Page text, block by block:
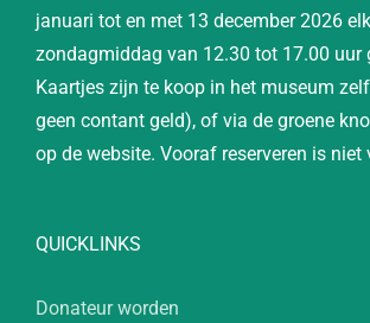
januari tot en met 13 december 2026
zondagmiddag van 12.30 tot 17.00 uur
Kaartjes zijn te koop in het museum
geen contant geld), of via de groene
op de website. Vooraf reserveren is niet
QUICKLINKS
Donateur worden